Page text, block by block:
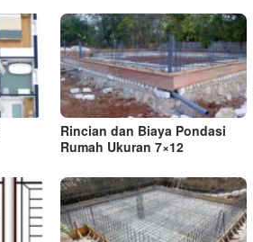
Rincian dan Biaya Pondasi
Rumah Ukuran 7×12